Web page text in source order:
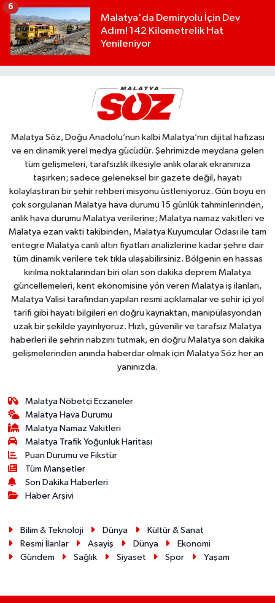
Malatya'da Demiryolu İçin Dev
Adım! 142 Kilometrelik Hat
Yenileniyor
6
Malatya Söz, Doğu Anadolu’nun kalbi Malatya’nın dijital hafızası
ve en dinamik yerel medya gücüdür. Şehrimizde meydana gelen
tüm gelişmeleri, tarafsızlık ilkesiyle anlık olarak ekranınıza
taşırken; sadece geleneksel bir gazete değil, hayatı
kolaylaştıran bir şehir rehberi misyonu üstleniyoruz. Gün boyu en
çok sorgulanan Malatya hava durumu 15 günlük tahminlerinden,
anlık hava durumu Malatya verilerine; Malatya namaz vakitleri ve
Malatya ezan vakti takibinden, Malatya Kuyumcular Odası ile tam
entegre Malatya canlı altın fiyatları analizlerine kadar şehre dair
tüm dinamik verilere tek tıkla ulaşabilirsiniz. Bölgenin en hassas
kırılma noktalarından biri olan son dakika deprem Malatya
güncellemeleri, kent ekonomisine yön veren Malatya iş ilanları,
Malatya Valisi tarafından yapılan resmi açıklamalar ve şehir içi yol
tarifi gibi hayati bilgileri en doğru kaynaktan, manipülasyondan
uzak bir şekilde yayınlıyoruz. Hızlı, güvenilir ve tarafsız Malatya
haberleri ile şehrin nabzını tutmak, en doğru Malatya son dakika
gelişmelerinden anında haberdar olmak için Malatya Söz her an
yanınızda.
Malatya Nöbetçi Eczaneler
Malatya Hava Durumu
Malatya Namaz Vakitleri
Malatya Trafik Yoğunluk Haritası
Puan Durumu ve Fikstür
Tüm Manşetler
Son Dakika Haberleri
Haber Arşivi
Bilim & Teknoloji Dünya
Kültür & Sanat
Resmi İlanlar
Asayiş Dünya
Ekonomi
Gündem
Sağlık Siyaset Spor Yaşam